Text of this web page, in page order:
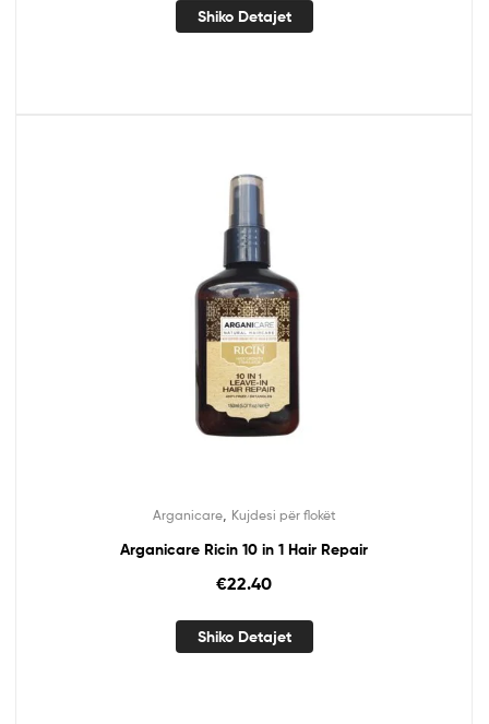
Shiko Detajet
Arganicare, Kujdesi për flokët
Arganicare Ricin 10 in 1 Hair Repair
€22.40
Shiko Detajet